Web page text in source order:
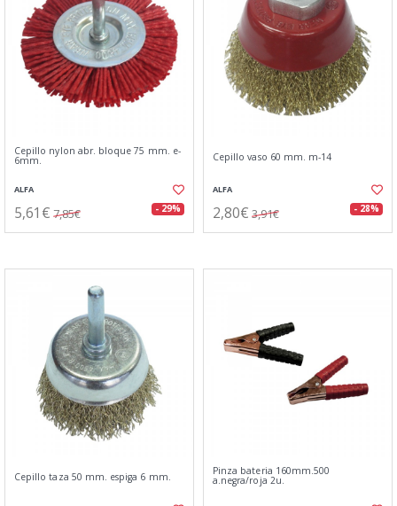
Cepillo nylon abr. bloque 75 mm. e-
6mm.
ALFA
5,61€ 7,85€ - 29%
Cepillo vaso 60 mm. m-14
ALFA
2,80€ 3,91€ - 28%
Cepillo taza 50 mm. espiga 6 mm. Pinza bateria 160mm.500
a.negra/roja 2u.